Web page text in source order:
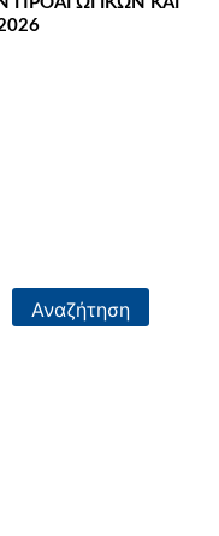
Αναζήτηση